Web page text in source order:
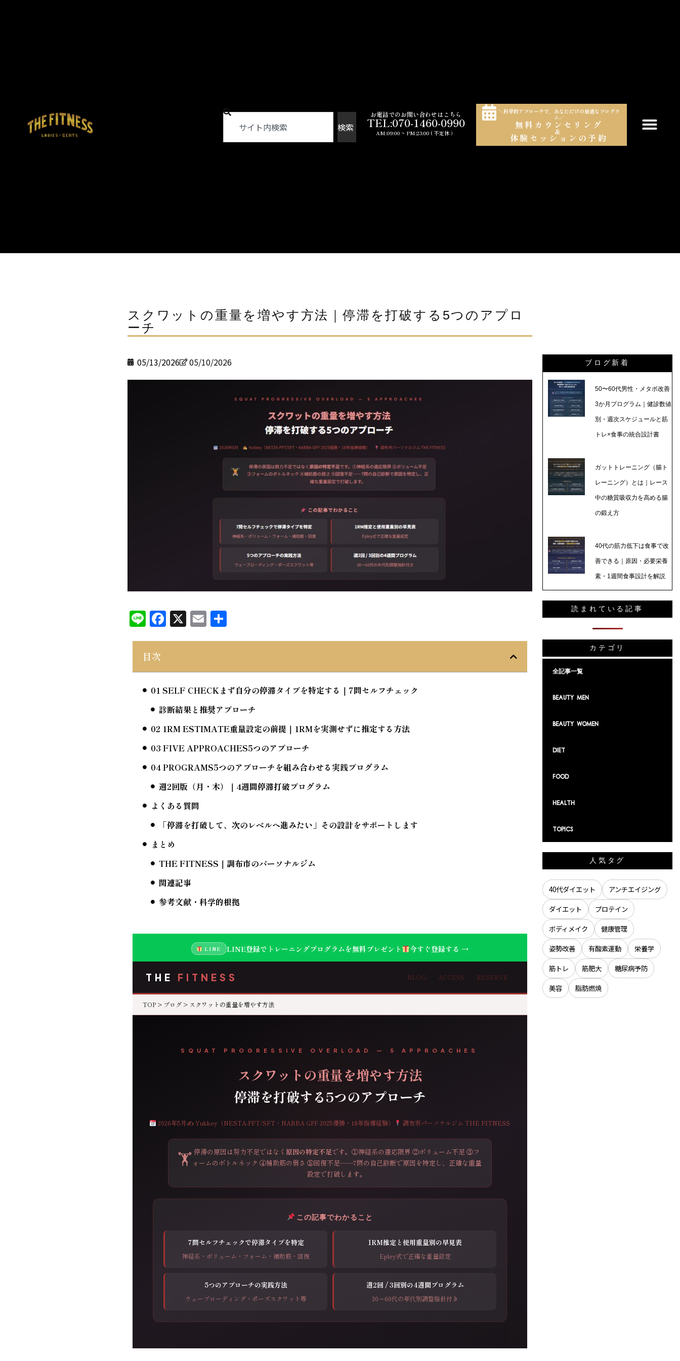
検索
お電話でのお問い合わせはこちら
TEL:070-1460-0990
AM:09:00 ~ PM:23:00 ( 不定休 ）
＼科学的アプローチで、あなただけの最適なプログラ
ム／
無料カウンセリング
＆
体験セッションの予約
スクワットの重量を増やす方法｜停滞を打破する5つのアプロ
ーチ
05/13/2026 05/10/2026
LineFacebook
X Email
共
有
目次
01 SELF CHECKまず自分の停滞タイプを特定する｜7問セルフチェック
診断結果と推奨アプローチ
02 1RM ESTIMATE重量設定の前提｜1RMを実測せずに推定する方法
03 FIVE APPROACHES5つのアプローチ
04 PROGRAMS5つのアプローチを組み合わせる実践プログラム
週2回版（月・木）｜4週間停滞打破プログラム
よくある質問
「停滞を打破して、次のレベルへ進みたい」その設計をサポートします
まとめ
THE FITNESS｜調布市のパーソナルジム
関連記事
参考文献・科学的根拠
LINE LINE登録でトレーニングプログラムを無料プレゼント 今すぐ登録する →
THE FITNESS BLOG ACCESS RESERVE
TOP> ブログ> スクワットの重量を増やす方法
SQUAT PROGRESSIVE OVERLOAD — 5 APPROACHES
スクワットの重量を増やす方法
停滞を打破する5つのアプローチ
2026年5月✍ Yukkey（NESTA-PFT/SFT・NABBA GPF 2025優勝・18年指導経験） 調布市パーソナルジム THE FITNESS
🏋️ 停滞の原因は努力不足ではなく 原因の特定不足です。①神経系の適応限界 ②ボリューム不足 ③フ
ォームのボトルネック ④補助筋の弱さ ⑤回復不足——7問の自己診断で原因を特定し、正確な重量
設定で打破します。
この記事でわかること
7問セルフチェックで停滞タイプを特定
神経系・ボリューム・フォーム・補助筋・回復
1RM推定と使用重量別の早見表
Epley式で正確な重量設定
5つのアプローチの実践方法
ウェーブローディング・ポーズスクワット等
週2回 / 3回別の4週間プログラム
30〜60代の年代別調整指針付き
ブログ新着
50〜60代男性・メタボ改善
3か月プログラム｜健診数値
別・週次スケジュールと筋
トレ×食事の統合設計書
ガットトレーニング（腸ト
レーニング）とは｜レース
中の糖質吸収力を高める腸
の鍛え方
40代の筋力低下は食事で改
善できる｜原因・必要栄養
素・1週間食事設計を解説
読まれている記事
カテゴリ
全記事一覧
Beauty Men
Beauty Women
Diet
Food
Health
TOPICS
人気タグ
40代ダイエット アンチエイジング
ダイエット プロテイン
ボディメイク 健康管理
姿勢改善 有酸素運動 栄養学
筋トレ 筋肥大 糖尿病予防
美容 脂肪燃焼